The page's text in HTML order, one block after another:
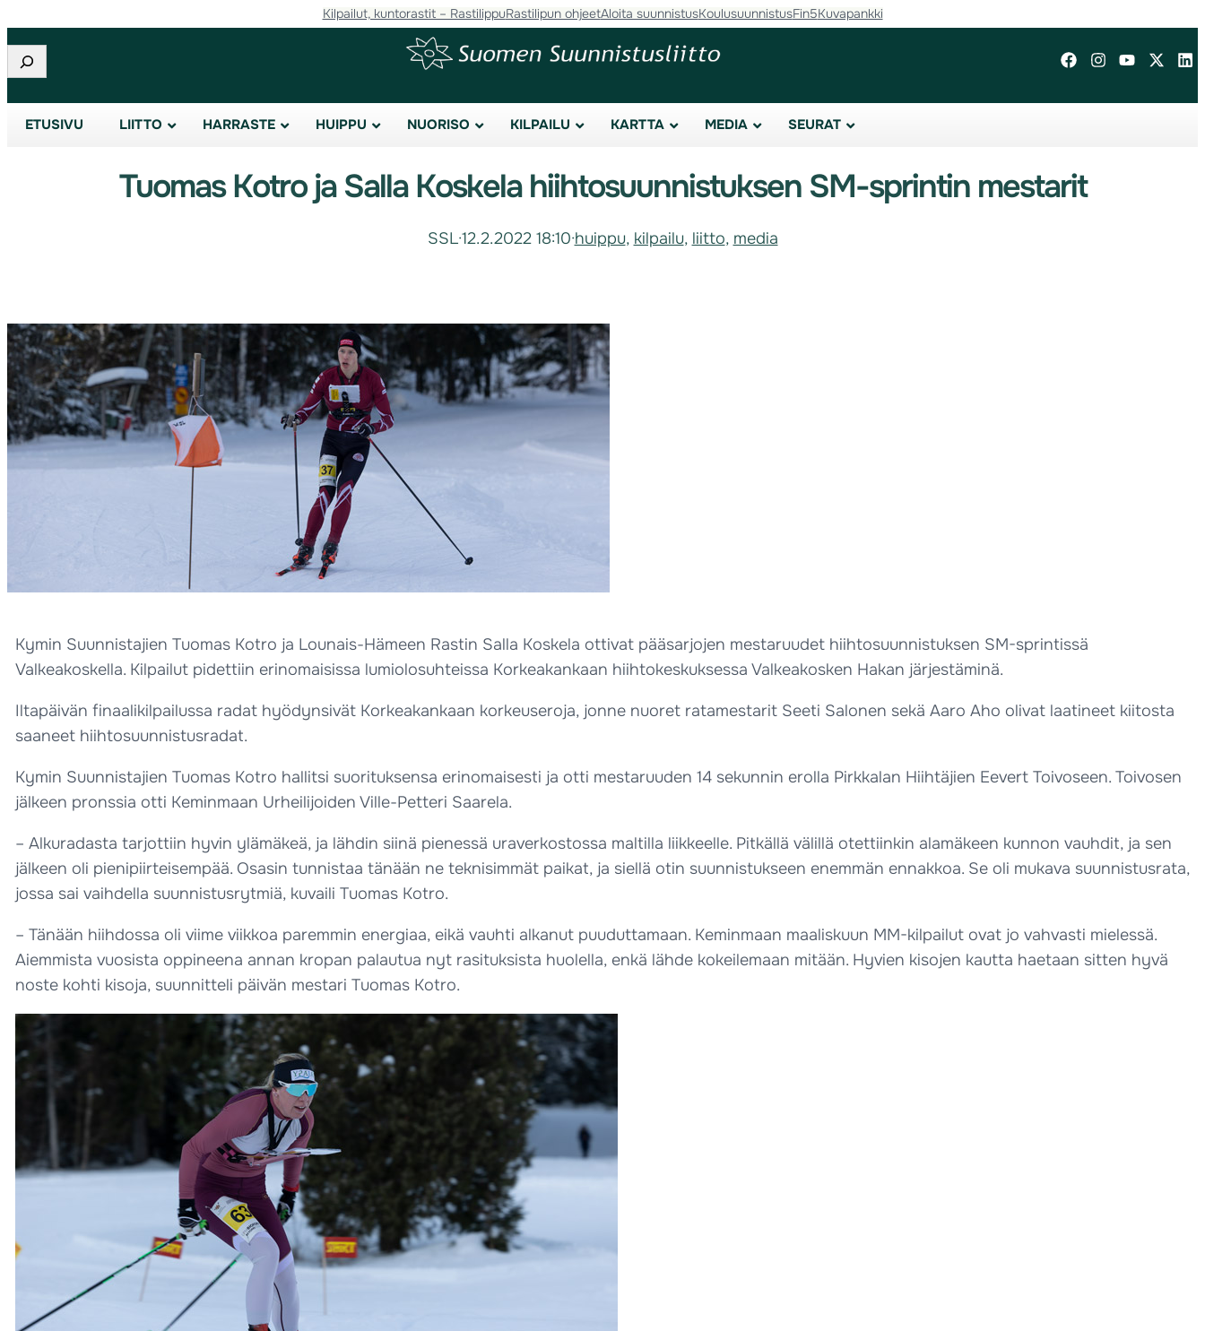
Kilpailut, kuntorastit – RastilippuRastilipun ohjeetAloita suunnistusKoulusuunnistusFin5Kuvapankki
Etsi
ETUSIVU LIITTO HARRASTE HUIPPU NUORISO KILPAILU KARTTA MEDIA SEURAT
Tuomas Kotro ja Salla Koskela hiihtosuunnistuksen SM-sprintin mestarit
SSL·12.2.2022 18:10·huippu, kilpailu, liitto, media
Kymin Suunnistajien Tuomas Kotro ja Lounais-Hämeen Rastin Salla Koskela ottivat pääsarjojen mestaruudet hiihtosuunnistuksen SM-sprintissä
Valkeakoskella. Kilpailut pidettiin erinomaisissa lumiolosuhteissa Korkeakankaan hiihtokeskuksessa Valkeakosken Hakan järjestäminä.
Iltapäivän finaalikilpailussa radat hyödynsivät Korkeakankaan korkeuseroja, jonne nuoret ratamestarit Seeti Salonen sekä Aaro Aho olivat laatineet kiitosta
saaneet hiihtosuunnistusradat.
Kymin Suunnistajien Tuomas Kotro hallitsi suorituksensa erinomaisesti ja otti mestaruuden 14 sekunnin erolla Pirkkalan Hiihtäjien Eevert Toivoseen. Toivosen
jälkeen pronssia otti Keminmaan Urheilijoiden Ville-Petteri Saarela.
– Alkuradasta tarjottiin hyvin ylämäkeä, ja lähdin siinä pienessä uraverkostossa maltilla liikkeelle. Pitkällä välillä otettiinkin alamäkeen kunnon vauhdit, ja sen
jälkeen oli pienipiirteisempää. Osasin tunnistaa tänään ne teknisimmät paikat, ja siellä otin suunnistukseen enemmän ennakkoa. Se oli mukava suunnistusrata,
jossa sai vaihdella suunnistusrytmiä, kuvaili Tuomas Kotro.
– Tänään hiihdossa oli viime viikkoa paremmin energiaa, eikä vauhti alkanut puuduttamaan. Keminmaan maaliskuun MM-kilpailut ovat jo vahvasti mielessä.
Aiemmista vuosista oppineena annan kropan palautua nyt rasituksista huolella, enkä lähde kokeilemaan mitään. Hyvien kisojen kautta haetaan sitten hyvä
noste kohti kisoja, suunnitteli päivän mestari Tuomas Kotro.